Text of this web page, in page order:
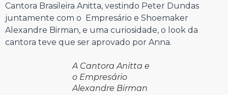
Cantora Brasileira Anitta, vestindo Peter Dundas
juntamente com o Empresário e Shoemaker
Alexandre Birman, e uma curiosidade, o look da
cantora teve que ser aprovado por Anna.
A Cantora Anitta e
o Empresário
Alexandre Birman